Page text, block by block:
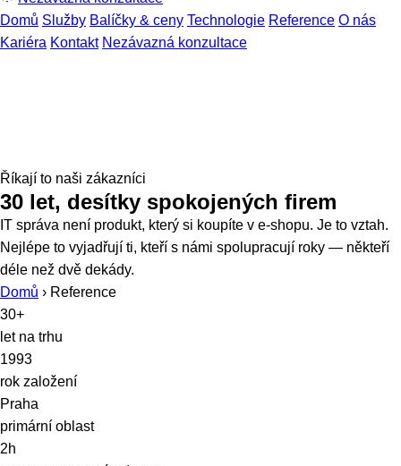
Domů Služby Balíčky & ceny Technologie Reference O nás
Kariéra Kontakt Nezávazná konzultace
Říkají to naši zákazníci
30 let, desítky spokojených firem
IT správa není produkt, který si koupíte v e-shopu. Je to vztah.